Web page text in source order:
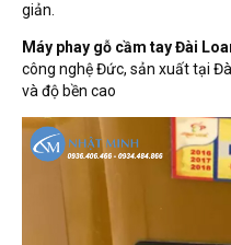
giản.
Máy phay gỗ cầm tay Đài
công nghệ Đức, sản xuất tại
và độ bền cao